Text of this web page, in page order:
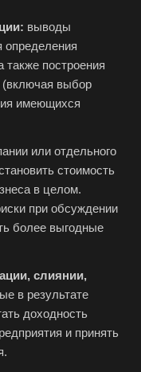
выводы
определения
также построения
(включая выбор
имеющихся
или отдельного
стоимость
в целом.
при обсуждении
более выгодные
слиянии,
в результате
доходность
и принять